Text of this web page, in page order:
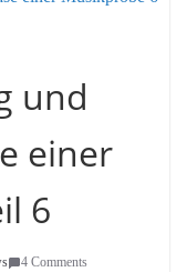
und
einer
6
4 Comments